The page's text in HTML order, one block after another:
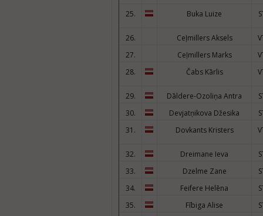
25. Buka Luize
26. Ceļmillers Aksels
27.
Ceļmillers Marks
28.
Čabs Kārlis
29. Dāldere-Ozoliņa Antra
30.
Devjatņikova Džesika
31.
Dovkants Kristers
32. Dreimane Ieva
33.
Dzelme Zane
34.
Feifere Helēna
35.
Fībiga Alise